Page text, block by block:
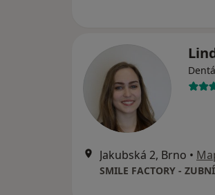
Jakubská 2, Brno •
SMILE FACTORY -